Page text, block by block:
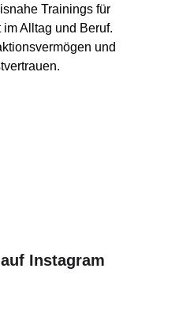
Trainings für
Alltag und Beruf.
und
Instagram